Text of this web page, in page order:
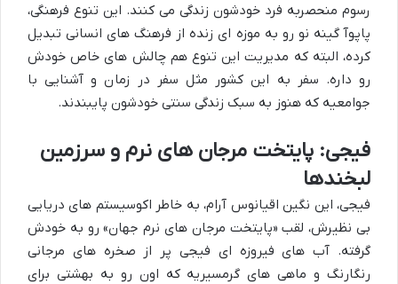
رسوم منحصربه فرد خودشون زندگی می کنند. این تنوع فرهنگی،
پاپوآ گینه نو رو به موزه ای زنده از فرهنگ های انسانی تبدیل
کرده، البته که مدیریت این تنوع هم چالش های خاص خودش
رو داره. سفر به این کشور مثل سفر در زمان و آشنایی با
جوامعیه که هنوز به سبک زندگی سنتی خودشون پایبندند.
فیجی: پایتخت مرجان های نرم و سرزمین
لبخندها
فیجی، این نگین اقیانوس آرام، به خاطر اکوسیستم های دریایی
بی نظیرش، لقب «پایتخت مرجان های نرم جهان» رو به خودش
گرفته. آب های فیروزه ای فیجی پر از صخره های مرجانی
رنگارنگ و ماهی های گرمسیریه که اون رو به بهشتی برای